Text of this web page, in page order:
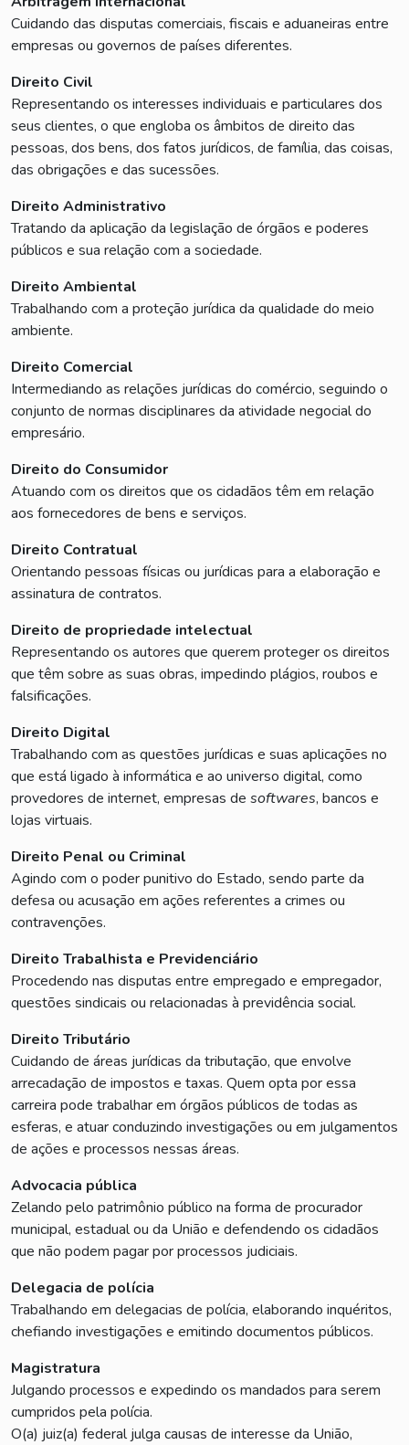
Cuidando das disputas comerciais, fiscais e aduaneiras entre
empresas ou governos de países diferentes.
Direito Civil
Representando os interesses individuais e particulares dos
seus clientes, o que engloba os âmbitos de direito das
pessoas, dos bens, dos fatos jurídicos, de família, das coisas,
das obrigações e das sucessões.
Direito Administrativo
Tratando da aplicação da legislação de órgãos e poderes
públicos e sua relação com a sociedade.
Direito Ambiental
Trabalhando com a proteção jurídica da qualidade do meio
ambiente.
Direito Comercial
Intermediando as relações jurídicas do comércio, seguindo o
conjunto de normas disciplinares da atividade negocial do
empresário.
Direito do Consumidor
Atuando com os direitos que os cidadãos têm em relação
aos fornecedores de bens e serviços.
Direito Contratual
Orientando pessoas físicas ou jurídicas para a elaboração e
assinatura de contratos.
Direito de propriedade intelectual
Representando os autores que querem proteger os direitos
que têm sobre as suas obras, impedindo plágios, roubos e
falsificações.
Direito Digital
Trabalhando com as questões jurídicas e suas aplicações no
que está ligado à informática e ao universo digital, como
provedores de internet, empresas de softwares, bancos e
lojas virtuais.
Direito Penal ou Criminal
Agindo com o poder punitivo do Estado, sendo parte da
defesa ou acusação em ações referentes a crimes ou
contravenções.
Direito Trabalhista e Previdenciário
Procedendo nas disputas entre empregado e empregador,
questões sindicais ou relacionadas à previdência social.
Direito Tributário
Cuidando de áreas jurídicas da tributação, que envolve
arrecadação de impostos e taxas. Quem opta por essa
carreira pode trabalhar em órgãos públicos de todas as
esferas, e atuar conduzindo investigações ou em julgamentos
de ações e processos nessas áreas.
Advocacia pública
Zelando pelo patrimônio público na forma de procurador
municipal, estadual ou da União e defendendo os cidadãos
que não podem pagar por processos judiciais.
Delegacia de polícia
Trabalhando em delegacias de polícia, elaborando inquéritos,
chefiando investigações e emitindo documentos públicos.
Magistratura
Julgando processos e expedindo os mandados para serem
cumpridos pela polícia.
O(a) juiz(a) federal julga causas de interesse da União,